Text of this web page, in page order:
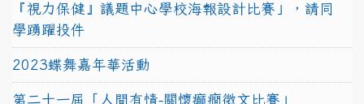
『視力保健』議題中心學校海報設計比賽」，請同
學踴躍投件
2023蝶舞嘉年華活動
第二十一屆「人間有情-關懷癲癇徵文比賽」